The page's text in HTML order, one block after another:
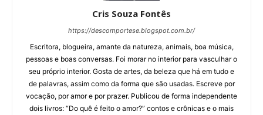
Cris Souza Fontês
https://descomportese.blogspot.com.br/
Escritora, blogueira, amante da natureza, animais, boa música,
pessoas e boas conversas. Foi morar no interior para vasculhar o
seu próprio interior. Gosta de artes, da beleza que há em tudo e
de palavras, assim como da forma que são usadas. Escreve por
vocação, por amor e por prazer. Publicou de forma independente
dois livros: “Do quê é feito o amor?” contos e crônicas e o mais